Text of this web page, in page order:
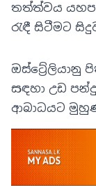
තත්ත්වය
රැඳී සිටීමට
ඔස්ට්‍රේලියානු
සඳහා උඩ
ආබාධයට